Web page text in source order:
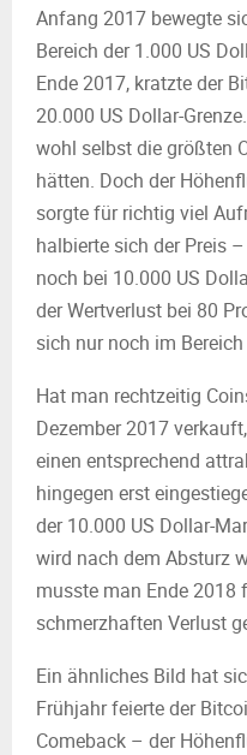
Anfang 2017 bewegte
Bereich der 1.000 US
Ende 2017, kratzte der
20.000 US Dollar-
wohl selbst die größten
hätten. Doch der
sorgte für richtig viel
halbierte sich der Preis
noch bei 10.000 US
der Wertverlust bei 80
sich nur noch im
Hat man rechtzeitig
Dezember 2017
einen entsprechend
hingegen erst
der 10.000 US Dollar-
wird nach dem Absturz
musste man Ende 2018
schmerzhaften Verlust
Ein ähnliches Bild hat
Frühjahr feierte der
Comeback – der